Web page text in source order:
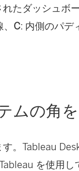
たダッシュボ
C: 内側のパデ
ムの角
。Tableau
を使用